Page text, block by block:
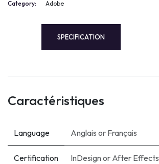
Category: Adobe
SPECIFICATION
Caractéristiques
Language Anglais or Français
Certification InDesignor After Effects